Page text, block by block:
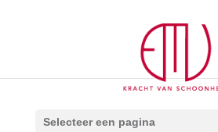
Selecteer een pagina